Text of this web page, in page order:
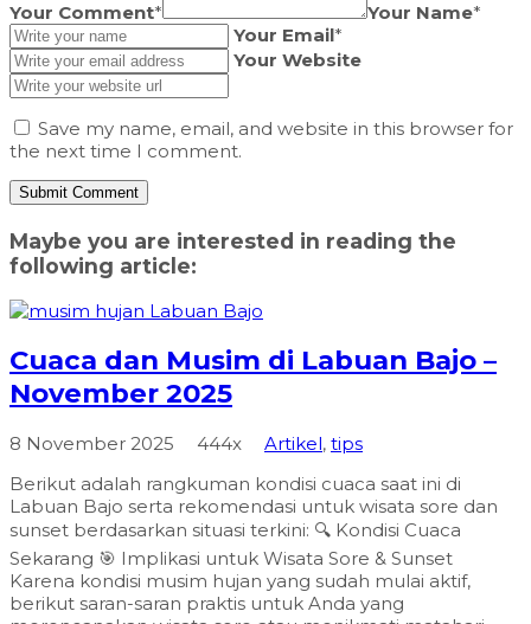
Your Comment* Your Name*
Your Email*
Your Website
Save my name, email, and website in this browser for
the next time I comment.
Maybe you are interested in reading the
following article:
Cuaca dan Musim di Labuan Bajo –
November 2025
8 November 2025 444x Artikel, tips
Berikut adalah rangkuman kondisi cuaca saat ini di
Labuan Bajo serta rekomendasi untuk wisata sore dan
sunset berdasarkan situasi terkini: 🔍 Kondisi Cuaca
Sekarang 🎯 Implikasi untuk Wisata Sore & Sunset
Karena kondisi musim hujan yang sudah mulai aktif,
berikut saran-saran praktis untuk Anda yang